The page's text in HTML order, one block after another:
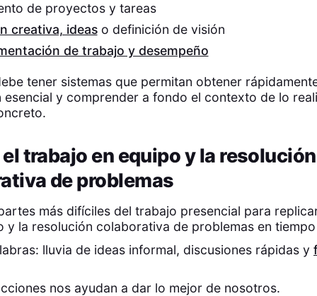
de proyectos y tareas
creativa, ideaso definición de visión
de trabajo y desempeño
tener sistemas que permitan obtener
esencial y comprender a fondo el contexto de lo
trabajo en equipo y la resolución
de problemas
más difíciles del trabajo presencial para
y la resolución colaborativa de problemas en
lluvia de ideas informal, discusiones rápidas y
nos ayudan a dar lo mejor de nosotros.